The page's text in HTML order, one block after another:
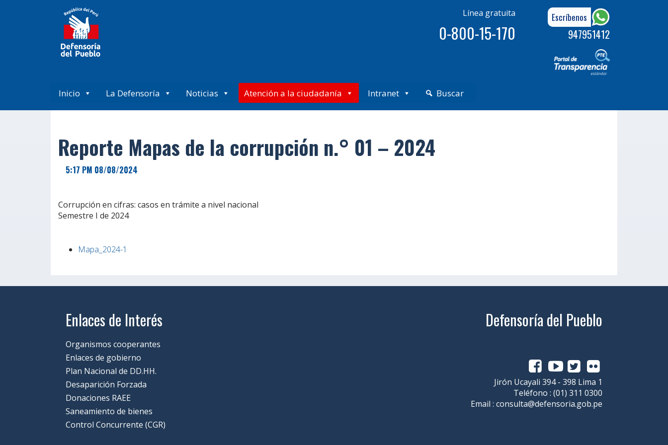
Línea gratuita
0-800-15-170
Escríbenos
947951412
Inicio La Defensoría Noticias Atención a la ciudadanía Intranet Buscar
Reporte Mapas de la corrupción n.° 01 – 2024
5:17 PM 08/08/2024
Corrupción en cifras: casos en trámite a nivel nacional
Semestre I de 2024
Mapa_2024-1
Enlaces de Interés
Organismos cooperantes
Enlaces de gobierno
Plan Nacional de DD.HH.
Desaparición Forzada
Donaciones RAEE
Saneamiento de bienes
Control Concurrente (CGR)
Defensoría del Pueblo
Jirón Ucayali 394 - 398 Lima 1
Teléfono : (01) 311 0300
Email : consulta@defensoria.gob.pe